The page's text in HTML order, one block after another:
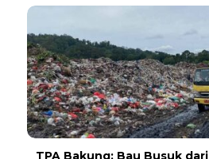
TPA Bakung: Bau Busuk dari